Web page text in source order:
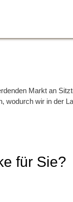
Markt an
wodurch wir in der
für Sie?